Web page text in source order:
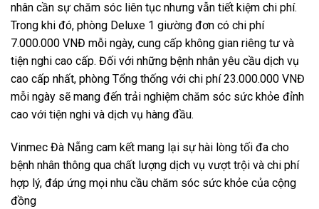
nhân cần sự chăm sóc liên tục nhưng vẫn tiết kiệm chi phí.
Trong khi đó, phòng Deluxe 1 giường đơn có chi phí
7.000.000 VNĐ mỗi ngày, cung cấp không gian riêng tư và
tiện nghi cao cấp. Đối với những bệnh nhân yêu cầu dịch vụ
cao cấp nhất, phòng Tổng thống với chi phí 23.000.000 VNĐ
mỗi ngày sẽ mang đến trải nghiệm chăm sóc sức khỏe đỉnh
cao với tiện nghi và dịch vụ hàng đầu.
Vinmec Đà Nẵng cam kết mang lại sự hài lòng tối đa cho
bệnh nhân thông qua chất lượng dịch vụ vượt trội và chi phí
hợp lý, đáp ứng mọi nhu cầu chăm sóc sức khỏe của cộng
đồng